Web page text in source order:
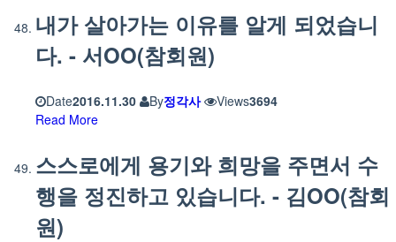
내가 살아가는 이유를 알게 되었습니
다. - 서OO(참회원)
Date2016.11.30 By정각사 Views3694
Read More
스스로에게 용기와 희망을 주면서 수
행을 정진하고 있습니다. - 김OO(참회
원)